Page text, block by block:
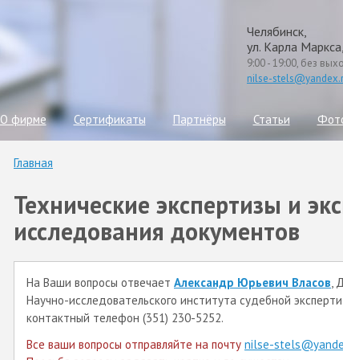
Челябинск,
ул. Карла
9:00 - 19:00, без
nilse-
О фирме Сертификаты Партнёры Статьи
Главная
Технические экспертизы и
исследования документов
На Ваши вопросы отвечает Александр Юрьевич Власов,
Научно-исследовательского института судебной
контактный телефон (351) 230-5252.
Все ваши вопросы отправляйте на почту nilse-